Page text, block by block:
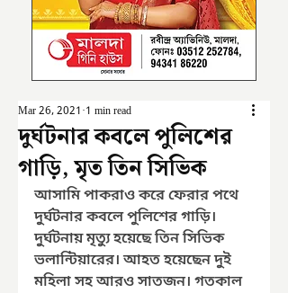
দুর্ঘটনার কবলে পুলিশের
গাড়ি, মৃত তিন সিভিক
Mar 26, 2021 1 min read
আসামি পাকরাও করে ফেরার পথে
দুর্ঘটনার কবলে পুলিশের গাড়ি।
দুর্ঘটনায় মৃত্যু হয়েছে তিন সিভিক
ভলান্টিয়ারের। আহত হয়েছেন দুই
মহিলা সহ আরও সাতজন। গতকাল